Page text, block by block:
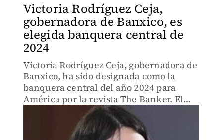
Victoria Rodríguez Ceja,
gobernadora de Banxico, es
elegida banquera central de
2024
Victoria Rodríguez Ceja, gobernadora de
Banxico, ha sido designada como la
banquera central del año 2024 para
América por la revista The Banker. El
reconocimiento se atribuye a las
estrategias implementadas por
Rodríguez Ceja.